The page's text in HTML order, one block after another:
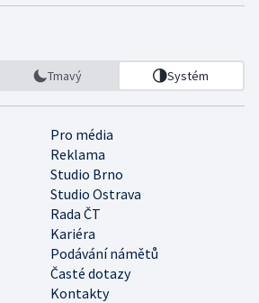
Tmavý Systém
Pro média
Reklama
Studio Brno
Studio Ostrava
Rada ČT
Kariéra
Podávání námětů
Časté dotazy
Kontakty